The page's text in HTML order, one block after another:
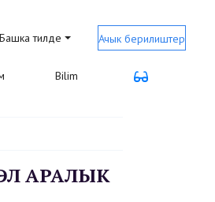
Башка тилде Ачык берилиштер
Bilim
АРАЛЫК